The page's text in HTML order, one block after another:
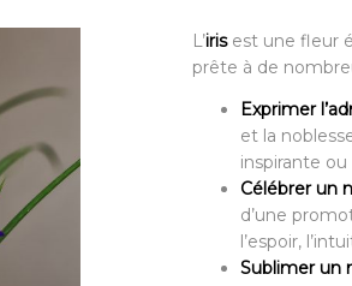
L’irisest une fleur
prête à de
Exprimer
et la
inspirante
Célébrer un
d’une
l’espoir,
Sublimer un